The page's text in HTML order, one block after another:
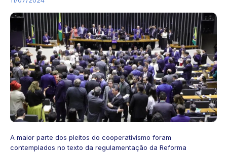
A maior parte dos pleitos do cooperativismo foram
contemplados no texto da regulamentação da Reforma